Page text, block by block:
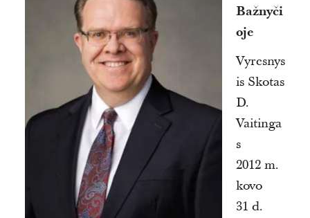
Bažnyči
oje
Vyresnys
is Skotas
D.
Vaitinga
s
2012 m.
kovo
31 d.